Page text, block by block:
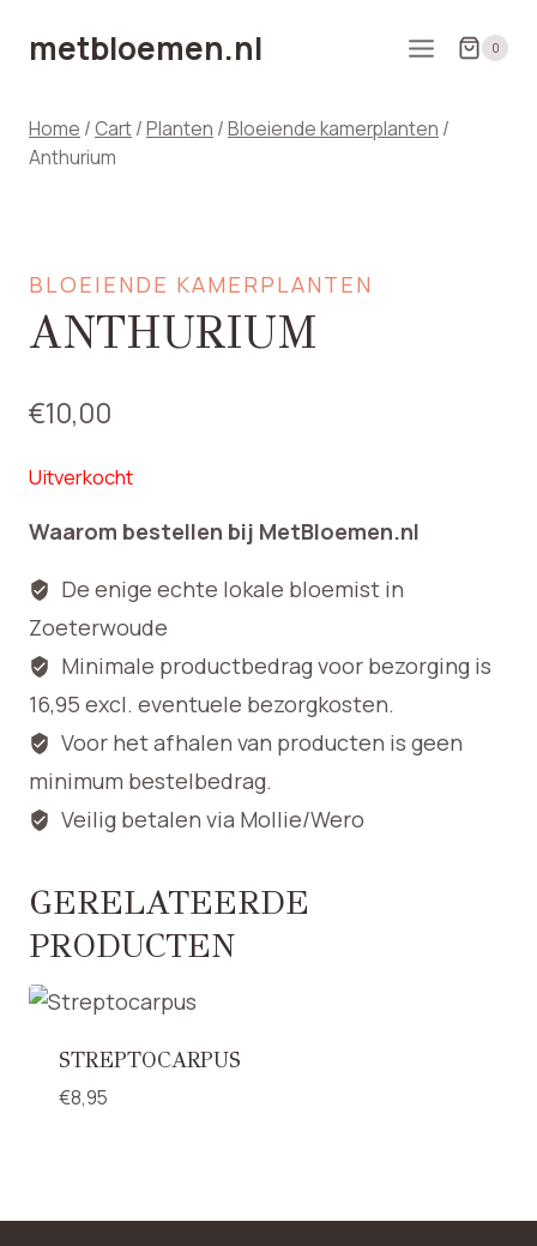
naarmetbloemen.nl 0
Home / Cart/Planten /Bloeiende kamerplanten /
Anthurium
BLOEIENDE KAMERPLANTEN
ANTHURIUM
€10,00
Uitverkocht
Waarom bestellen bij MetBloemen.nl
De enige echte lokale bloemist in
Zoeterwoude
Minimale productbedrag voor bezorging is
16,95 excl. eventuele bezorgkosten.
Voor het afhalen van producten is geen
minimum bestelbedrag.
Veilig betalen via Mollie/Wero
GERELATEERDE
PRODUCTEN
STREPTOCARPUS
€8,95